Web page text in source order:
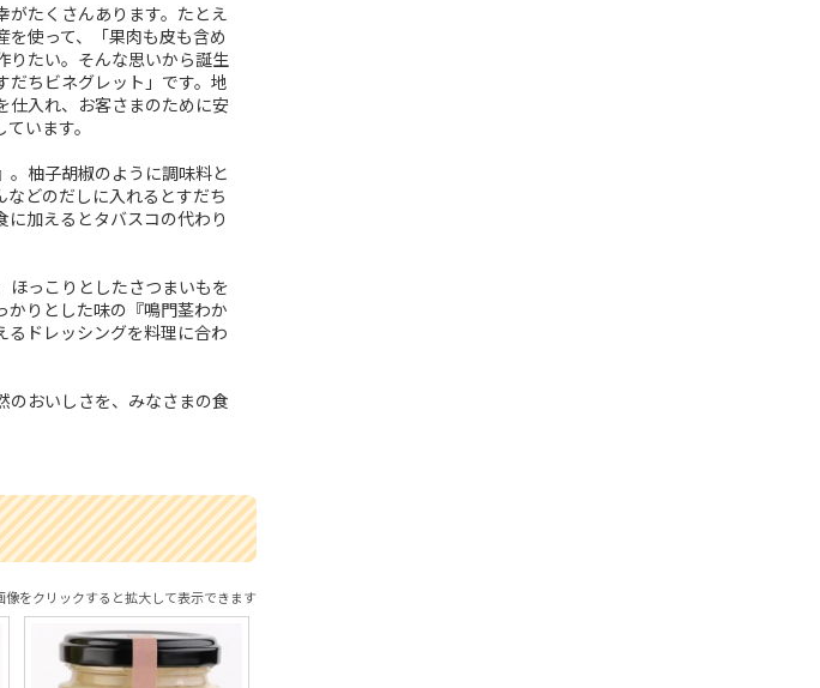
がたくさんあります。たとえ
使って、「果肉も皮も含め
りたい。そんな思いから誕生
ちビネグレット」です。地
仕入れ、お客さまのために安
います。
。柚子胡椒のように調味料と
などのだしに入れるとすだち
加えるとタバスコの代わり
ほっこりとしたさつまいもを
かりとした味の『鳴門茎わか
るドレッシングを料理に合わ
のおいしさを、みなさまの食
像をクリックすると拡大して表示できます